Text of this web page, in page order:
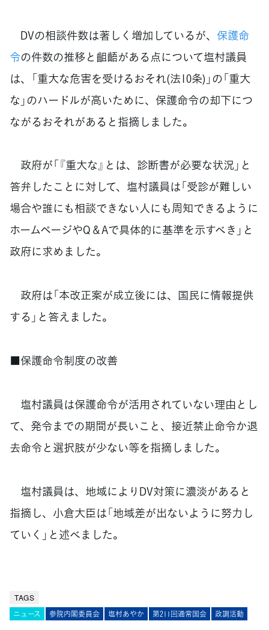
DVの相談件数は著しく増加しているが、 保護命
令の件数の推移と齟齬がある点について塩村議員
は、「重大な危害を受けるおそれ(法10条)」の「重大
な」のハードルが高いために、保護命令の却下につ
ながるおそれがあると指摘しました。
政府が「『重大な』とは、診断書が必要な状況」と
答弁したことに対して、塩村議員は「受診が難しい
場合や誰にも相談できない人にも周知できるように
ホームページやQ＆Aで具体的に基準を示すべき」と
政府に求めました。
政府は「本改正案が成立後には、国民に情報提供
する」と答えました。
■保護命令制度の改善
塩村議員は保護命令が活用されていない理由とし
て、発令までの期間が長いこと、接近禁止命令か退
去命令と選択肢が少ない等を指摘しました。
塩村議員は、地域によりDV対策に濃淡があると
指摘し、小倉大臣は「地域差が出ないように努力し
ていく」と述べました。
TAGS
ニュース 参院内閣委員会 塩村あやか 第211回通常国会 政調活動